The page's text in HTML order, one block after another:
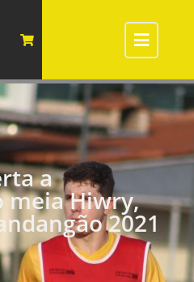
a
meia Hiwry,
2021